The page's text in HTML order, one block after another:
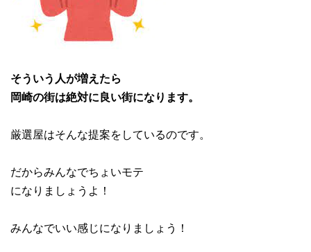
そういう人が増えたら
岡崎の街は絶対に良い街になります。
厳選屋はそんな提案をしているのです。
だからみんなでちょいモテ
になりましょうよ！
みんなでいい感じになりましょう！